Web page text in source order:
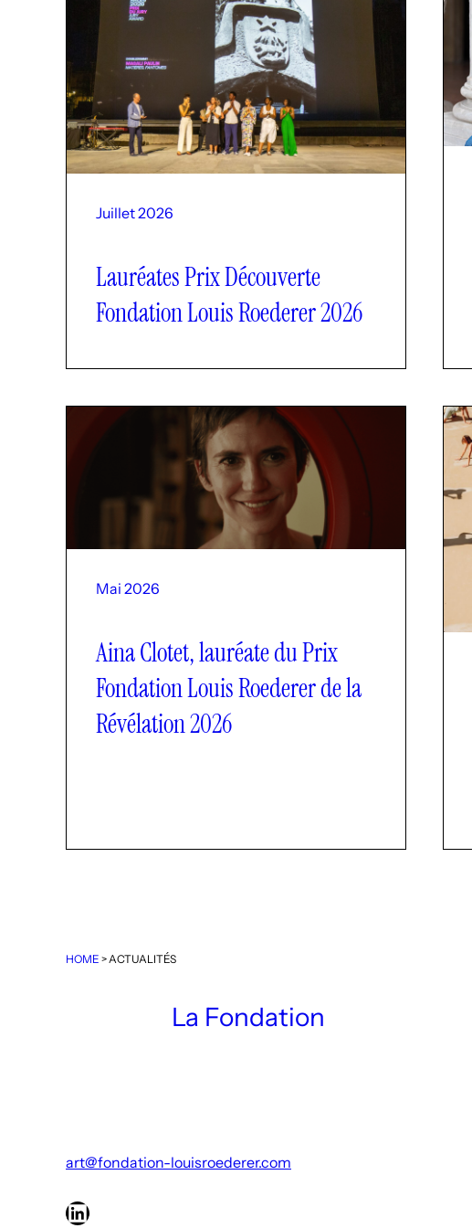
Juillet 2026
Lauréates Prix Découverte
Fondation Louis Roederer 2026
Mai 2026
Aina Clotet, lauréate du Prix
Fondation Louis Roederer de la
Révélation 2026
HOME > ACTUALITÉS
La Fondation
art@fondation-louisroederer.com
LinkedIn